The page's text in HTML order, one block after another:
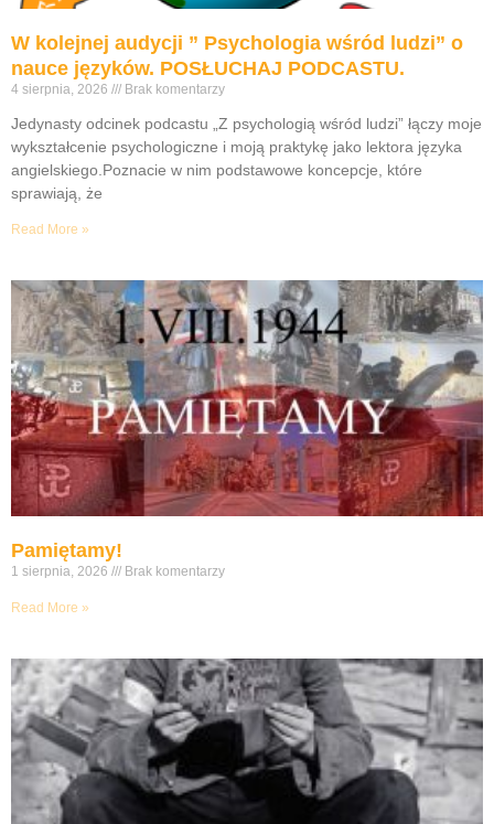
W kolejnej audycji ” Psychologia wśród ludzi” o
nauce języków. POSŁUCHAJ PODCASTU.
4 sierpnia, 2026 Brak komentarzy
Jedynasty odcinek podcastu „Z psychologią wśród ludzi” łączy moje
wykształcenie psychologiczne i moją praktykę jako lektora języka
angielskiego.Poznacie w nim podstawowe koncepcje, które
sprawiają, że
Read More »
Pamiętamy!
1 sierpnia, 2026 Brak komentarzy
Read More »